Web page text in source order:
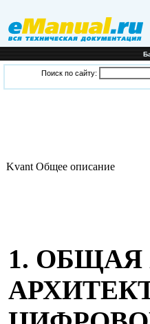
Поиск по сайту:
Kvant Общее описание
1. ОБЩАЯ